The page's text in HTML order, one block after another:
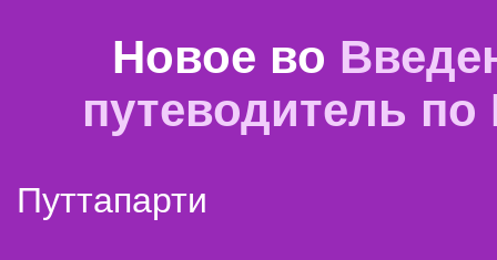
Новое во
путеводитель
Путтапарти